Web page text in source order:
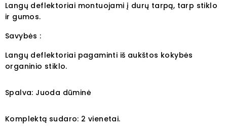
Langų deflektoriai montuojami į durų tarpą, tarp stiklo
ir gumos.
Savybės :
Langų deflektoriai pagaminti iš aukštos kokybės
organinio stiklo.
Spalva: Juoda dūminė
Komplektą sudaro: 2 vienetai.